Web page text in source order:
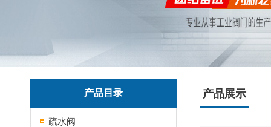
产品目录
疏水阀
产品展示